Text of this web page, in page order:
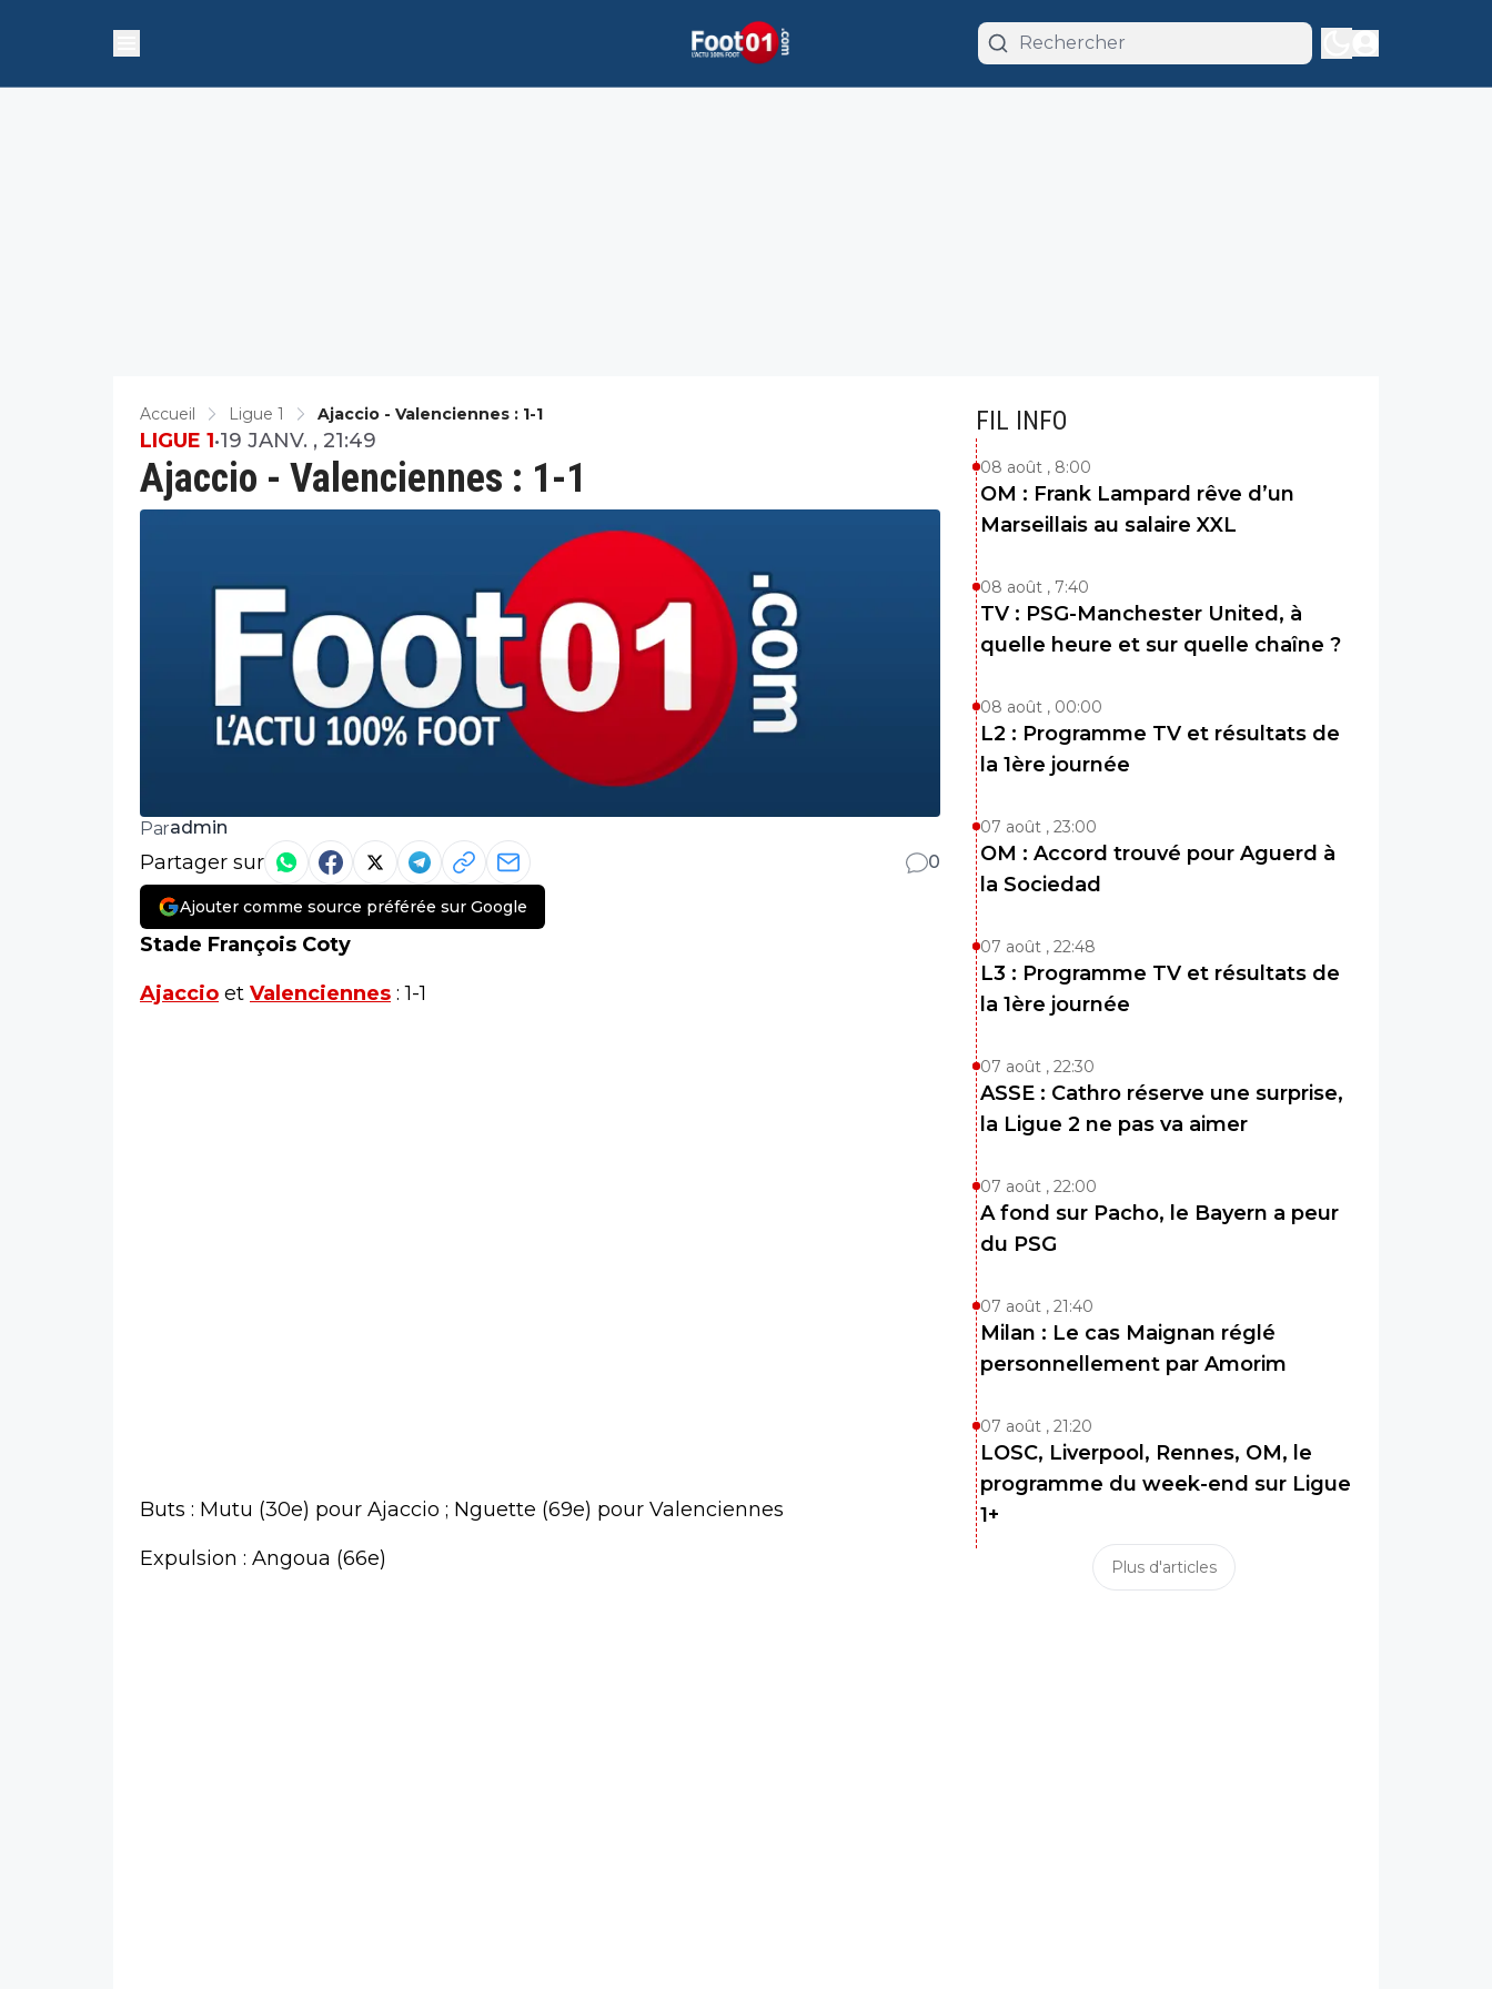
Accueil Ligue 1 Ajaccio - Valenciennes : 1-1
Ajaccio - Valenciennes : 1-1
LIGUE 1•19 JANV. , 21:49
Paradmin
Partager sur 0
Ajouter comme source préférée sur Google
Stade François Coty
Ajaccio et Valenciennes : 1-1
Buts : Mutu (30e) pour Ajaccio ; Nguette (69e) pour Valenciennes
Expulsion : Angoua (66e)
FIL INFO
08 août , 8:00
OM : Frank Lampard rêve d’un
Marseillais au salaire XXL
08 août , 7:40
TV : PSG-Manchester United, à
quelle heure et sur quelle chaîne ?
08 août , 00:00
L2 : Programme TV et résultats de
la 1ère journée
07 août , 23:00
OM : Accord trouvé pour Aguerd à
la Sociedad
07 août , 22:48
L3 : Programme TV et résultats de
la 1ère journée
07 août , 22:30
ASSE : Cathro réserve une surprise,
la Ligue 2 ne pas va aimer
07 août , 22:00
A fond sur Pacho, le Bayern a peur
du PSG
07 août , 21:40
Milan : Le cas Maignan réglé
personnellement par Amorim
07 août , 21:20
LOSC, Liverpool, Rennes, OM, le
programme du week-end sur Ligue
1+
Plus d'articles